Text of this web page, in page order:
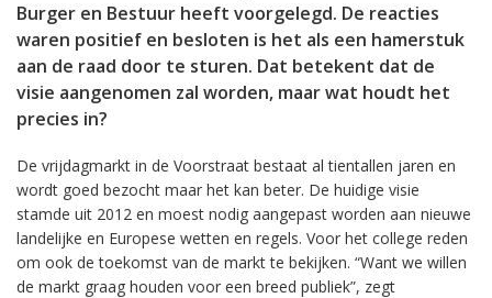
Burger en Bestuur heeft voorgelegd. De reacties
waren positief en besloten is het als een hamerstuk
aan de raad door te sturen. Dat betekent dat de
visie aangenomen zal worden, maar wat houdt het
precies in?
De vrijdagmarkt in de Voorstraat bestaat al tientallen jaren en
wordt goed bezocht maar het kan beter. De huidige visie
stamde uit 2012 en moest nodig aangepast worden aan nieuwe
landelijke en Europese wetten en regels. Voor het college reden
om ook de toekomst van de markt te bekijken. “Want we willen
de markt graag houden voor een breed publiek”, zegt